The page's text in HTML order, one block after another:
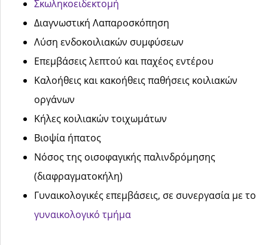
Σκωληκοειδεκτομή
Διαγνωστική Λαπαροσκόπηση
Λύση ενδοκοιλιακών συμφύσεων
Επεμβάσεις λεπτού και παχέος εντέρου
Καλοήθεις και κακοήθεις παθήσεις κοιλιακών
οργάνων
Κήλες κοιλιακών τοιχωμάτων
Βιοψία ήπατος
Νόσος της οισοφαγικής παλινδρόμησης
(διαφραγματοκήλη)
Γυναικολογικές επεμβάσεις, σε συνεργασία με το
γυναικολογικό τμήμα